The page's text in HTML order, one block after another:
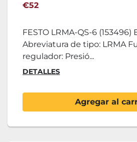
€52
FESTO LRMA-QS-6
Abreviatura de tipo: LRMA
regulador: Presió...
DETALLES
Agregar al